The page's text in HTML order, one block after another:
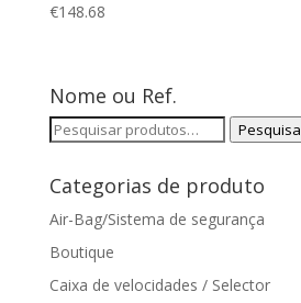
€148.68
Nome ou Ref.
Pesquisar
Pesquisa
Categorias de produto
Air-Bag/Sistema de segurança
Boutique
Caixa de velocidades / Selector